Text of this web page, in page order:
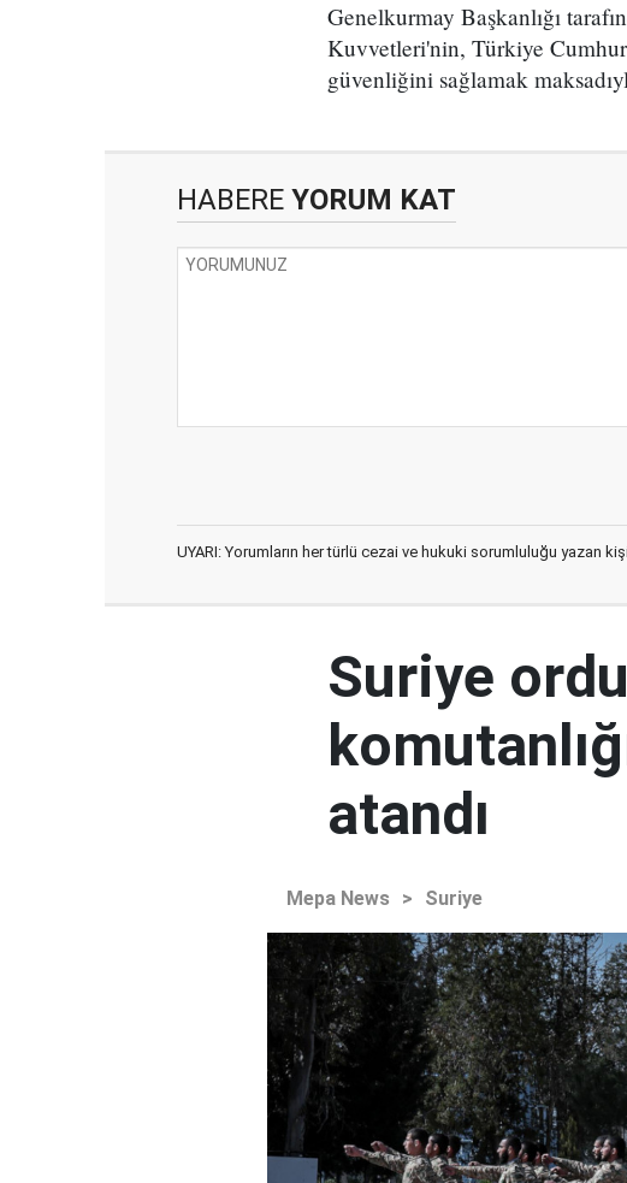
Genelkurmay Başkanlığı
Kuvvetleri'nin, Türkiye
güvenliğini sağlamak
HABERE YORUM KAT
UYARI: Yorumların her türlü cezai ve hukuki sorumluluğu yazan
Suriye
atandı
Mepa News > Suriye